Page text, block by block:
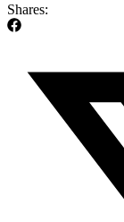
Shares: